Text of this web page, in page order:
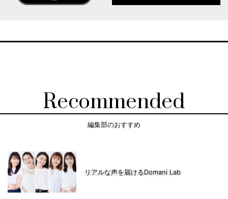
Recommended
編集部のおすすめ
リアルな声を届けるDomani Lab